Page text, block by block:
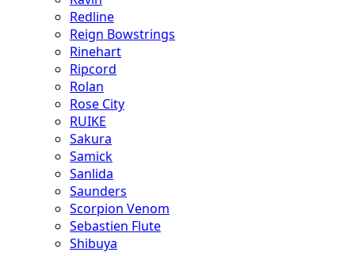
Redline
Reign Bowstrings
Rinehart
Ripcord
Rolan
Rose City
RUIKE
Sakura
Samick
Sanlida
Saunders
Scorpion Venom
Sebastien Flute
Shibuya